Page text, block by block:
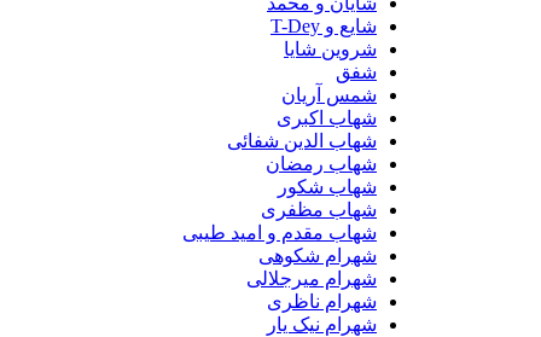
شایع و T-Dey
شروین شایا
شمس آریان
شهاب اکبری
شهاب الدین شفائی
شهاب رمضان
شهاب شکور
شهاب مظفری
شهاب مقدم و امید طیبی
شهرام شکوهی
شهرام میرجلالی
شهرام ناظری
شهرام نیک یار